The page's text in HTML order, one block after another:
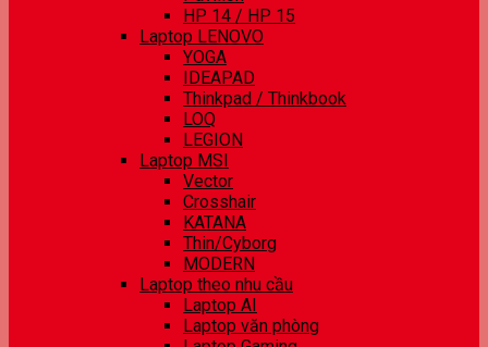
HP 14 / HP 15
Laptop LENOVO
YOGA
IDEAPAD
Thinkpad / Thinkbook
LOQ
LEGION
Laptop MSI
Vector
Crosshair
KATANA
Thin/Cyborg
MODERN
Laptop theo nhu cầu
Laptop AI
Laptop văn phòng